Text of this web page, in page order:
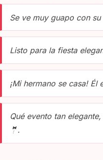
Se ve muy guapo con su
Listo para la fiesta
¡Mi hermano se casa! Él
Qué evento tan
🤵.